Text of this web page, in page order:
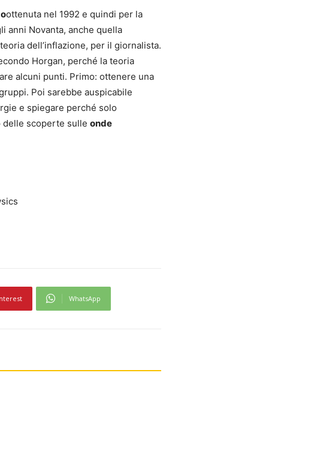
ottenuta nel 1992 e quindi per la
anni Novanta, anche quella
dell’inflazione, per il giornalista.
Horgan, perché la teoria
alcuni punti. Primo: ottenere una
Poi sarebbe auspicabile
e spiegare perché solo
scoperte sulle onde
WhatsApp